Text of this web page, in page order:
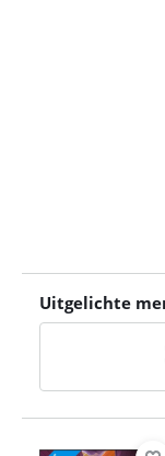
Uitgelichte